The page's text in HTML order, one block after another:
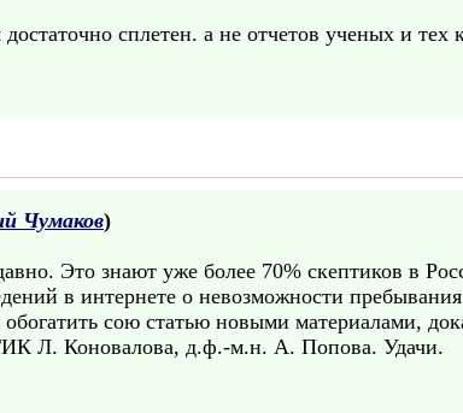
сплетен. а не отчетов ученых и тех
Чумаков)
Это знают уже более 70% скептиков в
в интернете о невозможности
сою статью новыми материалами,
Л. Коновалова, д.ф.-м.н. А. Попова. Удачи.